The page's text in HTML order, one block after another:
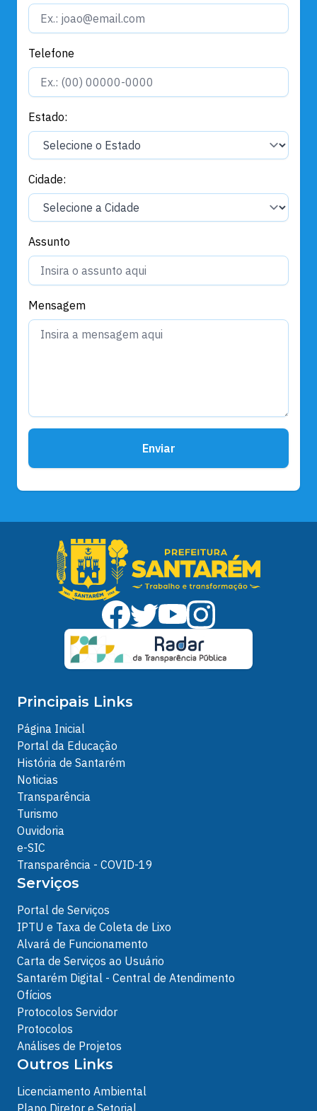
Telefone
Estado:
Cidade:
Assunto
Mensagem
Enviar
Principais Links
Página Inicial
Portal da Educação
História de Santarém
Noticias
Transparência
Turismo
Ouvidoria
e-SIC
Transparência - COVID-19
Serviços
Portal de Serviços
IPTU e Taxa de Coleta de Lixo
Alvará de Funcionamento
Carta de Serviços ao Usuário
Santarém Digital - Central de Atendimento
Ofícios
Protocolos Servidor
Protocolos
Análises de Projetos
Outros Links
Licenciamento Ambiental
Plano Diretor e Setorial